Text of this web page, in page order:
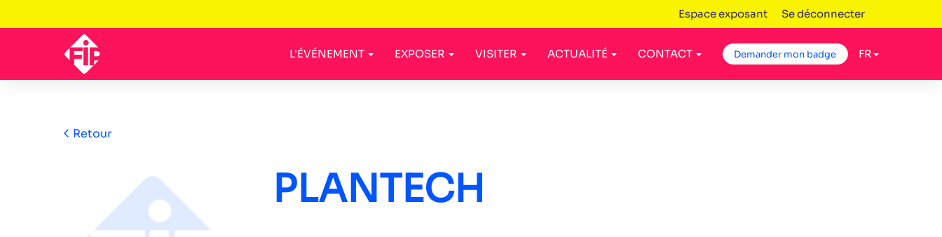
Espace exposant Se déconnecter
L'ÉVÉNEMENT EXPOSER VISITER ACTUALITÉ CONTACT Demander mon badge FR
Retour
PLANTECH